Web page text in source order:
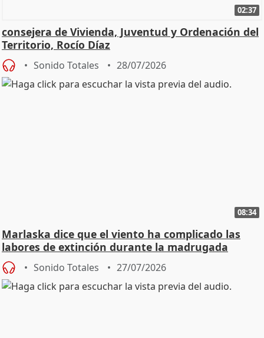
02:37
consejera de Vivienda, Juventud y Ordenación del
Territorio, Rocío Díaz
Sonido Totales 28/07/2026
08:34
Marlaska dice que el viento ha complicado las
labores de extinción durante la madrugada
Sonido Totales 27/07/2026